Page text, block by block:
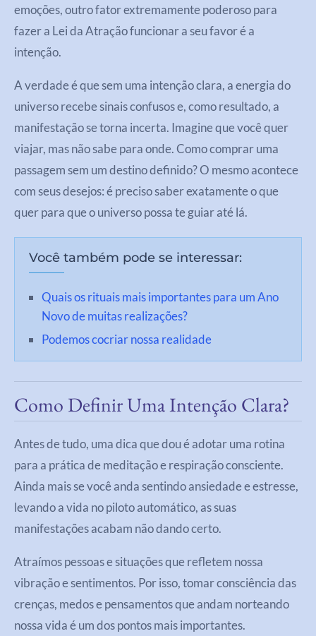
emoções, outro fator extremamente poderoso para
fazer a Lei da Atração funcionar a seu favor é a
intenção.
A verdade é que sem uma intenção clara, a energia do
universo recebe sinais confusos e, como resultado, a
manifestação se torna incerta. Imagine que você quer
viajar, mas não sabe para onde. Como comprar uma
passagem sem um destino definido? O mesmo acontece
com seus desejos: é preciso saber exatamente o que
quer para que o universo possa te guiar até lá.
Você também pode se interessar:
Quais os rituais mais importantes para um Ano
Novo de muitas realizações?
Podemos cocriar nossa realidade
Como Definir Uma Intenção Clara?
Antes de tudo, uma dica que dou é adotar uma rotina
para a prática de meditação e respiração consciente.
Ainda mais se você anda sentindo ansiedade e estresse,
levando a vida no piloto automático, as suas
manifestações acabam não dando certo.
Atraímos pessoas e situações que refletem nossa
vibração e sentimentos. Por isso, tomar consciência das
crenças, medos e pensamentos que andam norteando
nossa vida é um dos pontos mais importantes.